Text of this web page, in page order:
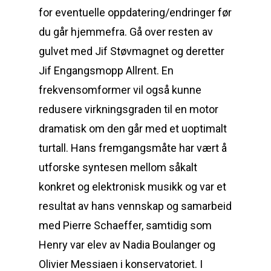
for eventuelle oppdatering/endringer før
du går hjemmefra. Gå over resten av
gulvet med Jif Støvmagnet og deretter
Jif Engangsmopp Allrent. En
frekvensomformer vil også kunne
redusere virkningsgraden til en motor
dramatisk om den går med et uoptimalt
turtall. Hans fremgangsmåte har vært å
utforske syntesen mellom såkalt
konkret og elektronisk musikk og var et
resultat av hans vennskap og samarbeid
med Pierre Schaeffer, samtidig som
Henry var elev av Nadia Boulanger og
Olivier Messiaen i konservatoriet. I